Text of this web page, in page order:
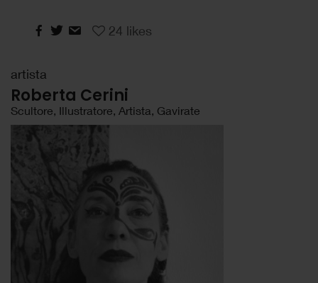
24 likes
artista
Roberta Cerini
Scultore, Illustratore, Artista, Gavirate